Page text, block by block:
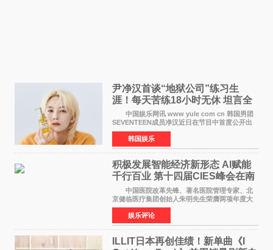
尹净汉首谈“地狱公司”练习生
涯！每天苦练18小时无休 坦言全
靠成员撑过来
中国娱乐网讯 www yule com cn 韩国男团
SEVENTEEN成员净汉近日在节目中首度公开出
道前的残酷练习生经历，并提及经纪公司Pledis
娱乐，引发广泛关注。 在8月2日播出的日本
TBS综艺节目《周
韩国娱乐
积极发展智能经济新形态 Al赋能
千行百业 第十四届CIES峰会在南
京盛大召开
中国医院改革先锋、著名医院管理专家、北
京健临医疗集团创始人朱明先生荣膺两项年度大
奖 2026年7月31日，盛夏金陵，长江之畔，
以重落地·真务实·强链接为主题的2026&lsquo;人
工智能+&rsquo
娱乐评论
ILLIT日本再创佳绩！新单曲《I